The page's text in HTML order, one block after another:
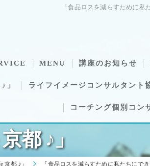
「食品ロスを減らすために
MENU 講座のお知らせ
」 ライフイメージコンサルタント
コーチング個別コン
都 ♪」
京都 ♪」 「食品ロスを減らすために私たちにで